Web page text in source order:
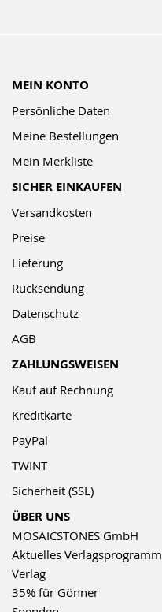
MEIN KONTO
Persönliche Daten
Meine Bestellungen
Mein Merkliste
SICHER EINKAUFEN
Versandkosten
Preise
Lieferung
Rücksendung
Datenschutz
AGB
ZAHLUNGSWEISEN
Kauf auf Rechnung
Kreditkarte
PayPal
TWINT
Sicherheit (SSL)
ÜBER UNS
MOSAICSTONES GmbH
Aktuelles Verlagsprogramm
Verlag
35% für Gönner